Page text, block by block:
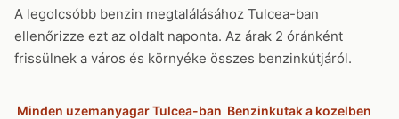
A legolcsóbb benzin megtalálásához Tulcea-ban
ellenőrizze ezt az oldalt naponta. Az árak 2 óránként
frissülnek a város és környéke összes benzinkútjáról.
Minden uzemanyagar Tulcea-ban Benzinkutak a kozelben